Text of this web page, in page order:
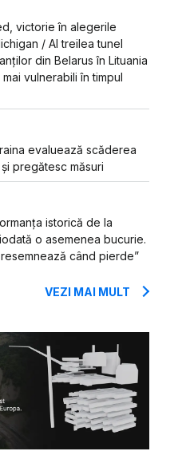
victorie în alegerile
/ Al treilea tunel
din Belarus în Lituania
vulnerabili în timpul
evaluează scăderea
pregătesc măsuri
istorică de la
o asemenea bucurie.
când pierde”
VEZI MAI MULT